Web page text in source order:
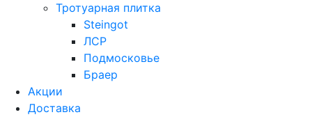
Тротуарная плитка
Steingot
ЛСР
Подмосковье
Браер
Акции
Доставка